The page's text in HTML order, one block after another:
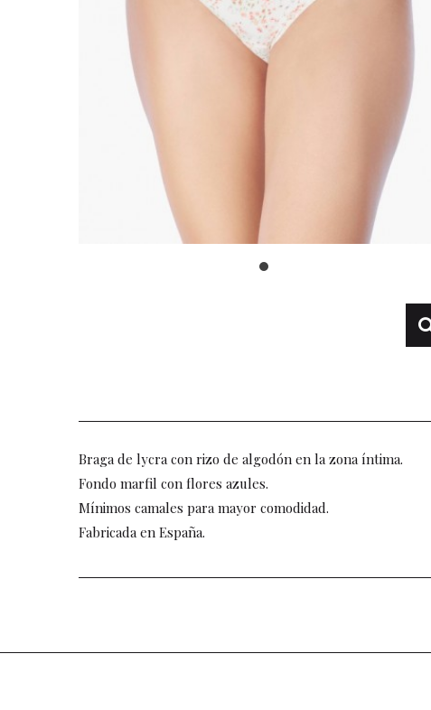
Braga de lycra con rizo de algodón en la zona íntima.
Fondo marfil con flores azules.
Mínimos camales para mayor comodidad.
Fabricada en España.